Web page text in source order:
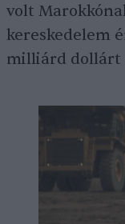
volt
kereskedelem
milliárd dollárt